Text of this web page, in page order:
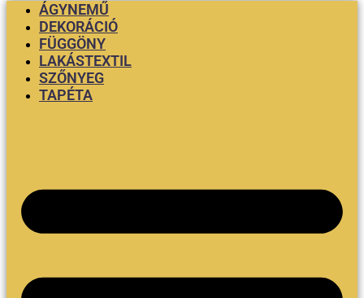
ÁGYNEMŰ
DEKORÁCIÓ
FÜGGÖNY
LAKÁSTEXTIL
SZŐNYEG
TAPÉTA